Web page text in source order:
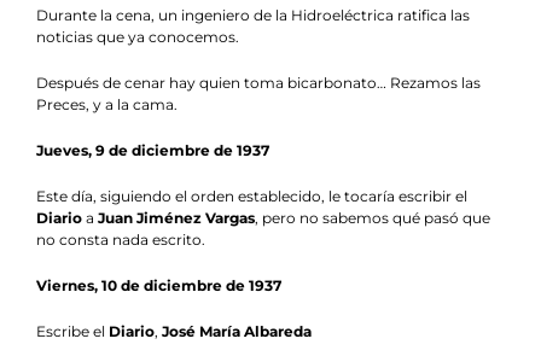
Durante la cena, un ingeniero de la Hidroeléctrica ratifica las
noticias que ya conocemos.
Después de cenar hay quien toma bicarbonato… Rezamos las
Preces, y a la cama.
Jueves, 9 de diciembre de 1937
Este día, siguiendo el orden establecido, le tocaría escribir el
Diario a Juan Jiménez Vargas, pero no sabemos qué pasó que
no consta nada escrito.
Viernes, 10 de diciembre de 1937
Escribe el Diario, José María Albareda